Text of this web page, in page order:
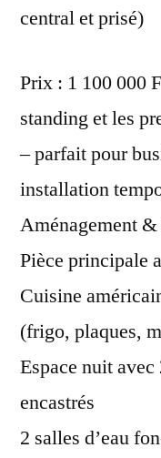
central et prisé)
Prix : 1 100 000
standing et les
– parfait pour
installation
Aménagement
Pièce principale
Cuisine
(frigo, plaques,
Espace nuit
encastrés
2 salles d’eau